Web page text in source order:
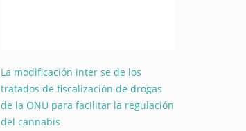
La modificación inter se de los
tratados de fiscalización de drogas
de la ONU para facilitar la regulación
del cannabis